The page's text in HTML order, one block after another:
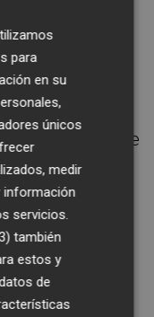
23
desde la
12 mujeres
de entre
el inicio de la
1.224 en la
la de
para
en su
únicos
medir
información
servicios.
también
estos y
de